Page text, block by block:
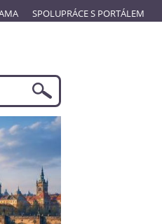
SPOLUPRÁCE S PORTÁLEM